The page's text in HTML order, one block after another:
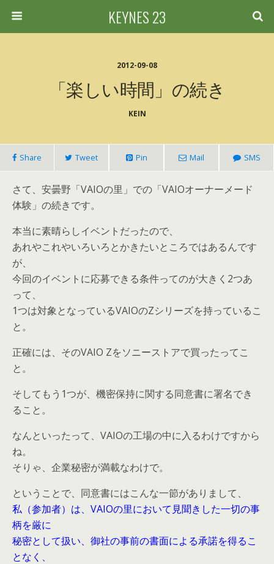
KEYNES 23
2012-09-08
「楽しい時間」の続き
KEIN
Share Tweet Pin Mail SMS
さて、安曇野「VAIOの里」での「VAIOオーナーメード
体験」の続きです。
本当に素晴らしイベントだったので、
あれやこれやいろいろとかきたいところではあるんです
が、
今回のイベントに応募できる条件ってのが大きく2つあ
って、
1つは対象となっているVAIOのZシリーズを持っているこ
と。
正確には、そのVAIO Zをソニーストアで買ったってこ
と。
そしてもう1つが、機密保持に関する同意書に署名でき
ること。
なんといったって、VAIOの工場の中に入るわけですから
ね。
そりゃ、企業秘密が満載なわけで。
ということで、同意書にはこんな一節がありまして、
私（参加者）は、VAIOの里において見聞きした一切の事
柄を厳に
秘密として扱い、御社の事前の書面による承諾を得るこ
となく、